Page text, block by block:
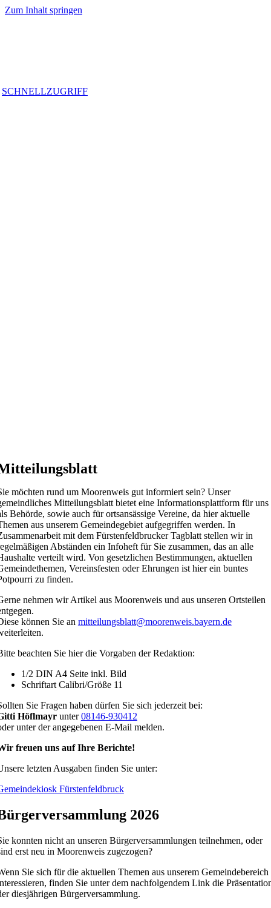
Zum Inhalt springen
SCHNELLZUGRIFF
möchten rund um Moorenweis gut informiert sein? Unser
Mitteilungsblatt bietet eine Informationsplattform für uns
Behörde, sowie auch für ortsansässige Vereine, da hier aktuelle
aus unserem Gemeindegebiet aufgegriffen werden. In
mit dem Fürstenfeldbrucker Tagblatt stellen wir in
Abständen ein Infoheft für Sie zusammen, das an alle
verteilt wird. Von gesetzlichen Bestimmungen, aktuellen
Vereinsfesten oder Ehrungen ist hier ein buntes
zu finden.
nehmen wir Artikel aus Moorenweis und aus unseren Ortsteilen
können Sie an mitteilungsblatt@moorenweis.bayern.de
beachten Sie hier die Vorgaben der Redaktion:
1/2 DIN A4 Seite inkl. Bild
Schriftart Calibri/Größe 11
Sie Fragen haben dürfen Sie sich jederzeit bei:
Höflmayrunter08146-930412
unter der angegebenen E-Mail melden.
freuen uns auf Ihre Berichte!
letzten Ausgaben finden Sie unter:
Fürstenfeldbruck
2026
konnten nicht an unseren Bürgerversammlungen teilnehmen, oder
erst neu in Moorenweis zugezogen?
Sie sich für die aktuellen Themen aus unserem Gemeindebereich
finden Sie unter dem nachfolgendem Link die
diesjährigen Bürgerversammlung.